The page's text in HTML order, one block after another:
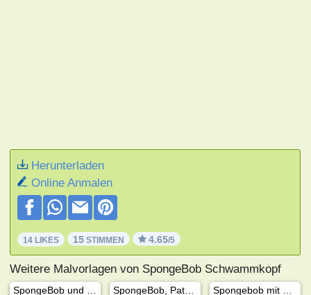
Herunterladen
Online Anmalen
14 LIKES 15 STIMMEN 4.65/5
Weitere Malvorlagen von SpongeBob Schwammkopf